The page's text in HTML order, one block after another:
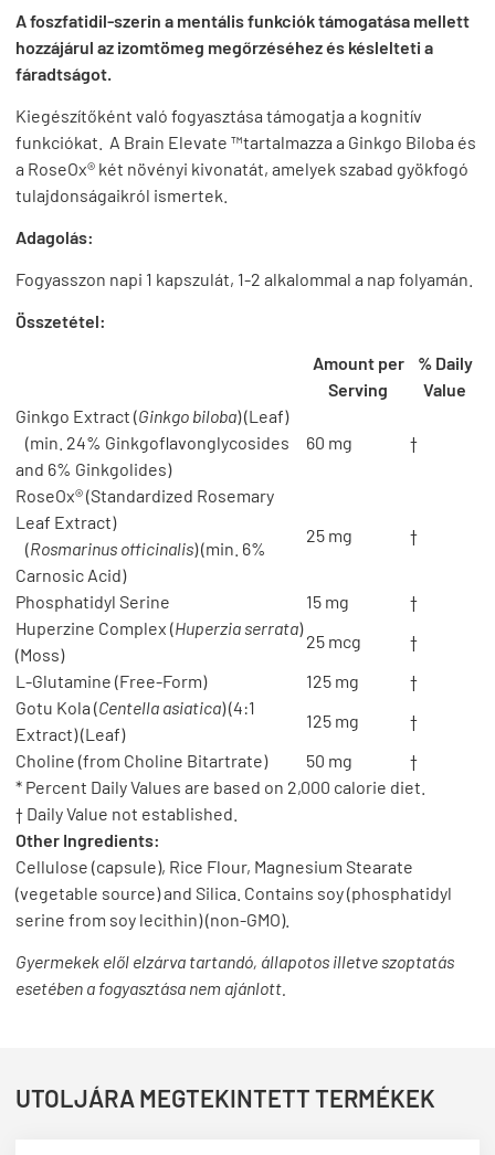
A foszfatidil-szerin a mentális funkciók támogatása mellett
hozzájárul az izomtömeg megőrzéséhez és késlelteti a
fáradtságot.
Kiegészítőként való fogyasztása támogatja a kognitív
funkciókat. A Brain Elevate ™tartalmazza a Ginkgo Biloba és
a RoseOx® két növényi kivonatát, amelyek szabad gyökfogó
tulajdonságaikról ismertek.
Adagolás:
Fogyasszon napi 1 kapszulát, 1-2 alkalommal a nap folyamán.
Összetétel:
Amount per
Serving
% Daily
Value
* Percent Daily Values are based on 2,000 calorie diet.
† Daily Value not established.
Ginkgo Extract (Ginkgo biloba) (Leaf)
(min. 24% Ginkgoflavonglycosides
and 6% Ginkgolides)
60 mg †
RoseOx® (Standardized Rosemary
Leaf Extract)
(Rosmarinus officinalis) (min. 6%
Carnosic Acid)
25 mg †
Phosphatidyl Serine 15 mg
†
Huperzine Complex (Huperzia serrata)
(Moss)
25 mcg
†
L-Glutamine (Free-Form)
125 mg
†
Gotu Kola (Centella asiatica) (4:1
Extract) (Leaf)
125 mg
†
Choline (from Choline Bitartrate)
50 mg †
Other Ingredients:
Cellulose (capsule), Rice Flour, Magnesium Stearate
(vegetable source) and Silica. Contains soy (phosphatidyl
serine from soy lecithin) (non-GMO).
Gyermekek elől elzárva tartandó, állapotos illetve szoptatás
esetében a fogyasztása nem ajánlott.
UTOLJÁRA MEGTEKINTETT TERMÉKEK